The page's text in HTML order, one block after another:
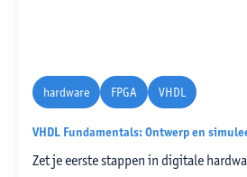
hardware FPGA VHDL
VHDL Fundamentals: Ontwerp en
Zet je eerste stappen in digitale